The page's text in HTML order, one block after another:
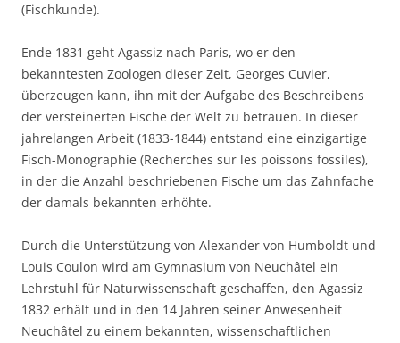
(Fischkunde).
Ende 1831 geht Agassiz nach Paris, wo er den
bekanntesten Zoologen dieser Zeit, Georges Cuvier,
überzeugen kann, ihn mit der Aufgabe des Beschreibens
der versteinerten Fische der Welt zu betrauen. In dieser
jahrelangen Arbeit (1833-1844) entstand eine einzigartige
Fisch-Monographie (Recherches sur les poissons fossiles),
in der die Anzahl beschriebenen Fische um das Zahnfache
der damals bekannten erhöhte.
Durch die Unterstützung von Alexander von Humboldt und
Louis Coulon wird am Gymnasium von Neuchâtel ein
Lehrstuhl für Naturwissenschaft geschaffen, den Agassiz
1832 erhält und in den 14 Jahren seiner Anwesenheit
Neuchâtel zu einem bekannten, wissenschaftlichen